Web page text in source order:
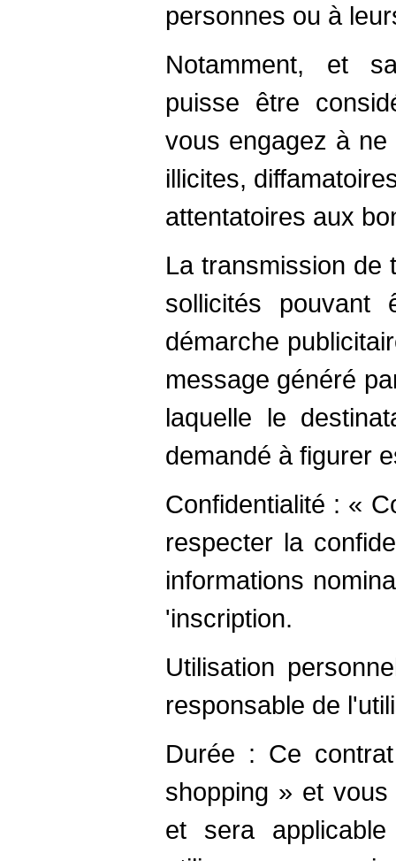
personnes ou à
Notamment, et
puisse être
vous engagez à
illicites,
attentatoires aux
La transmission de
sollicités pouvant
démarche
message généré
laquelle le
demandé à figurer
Confidentialité : «
respecter la
informations
'inscription.
Utilisation
responsable de
Durée : Ce
shopping » et
et sera